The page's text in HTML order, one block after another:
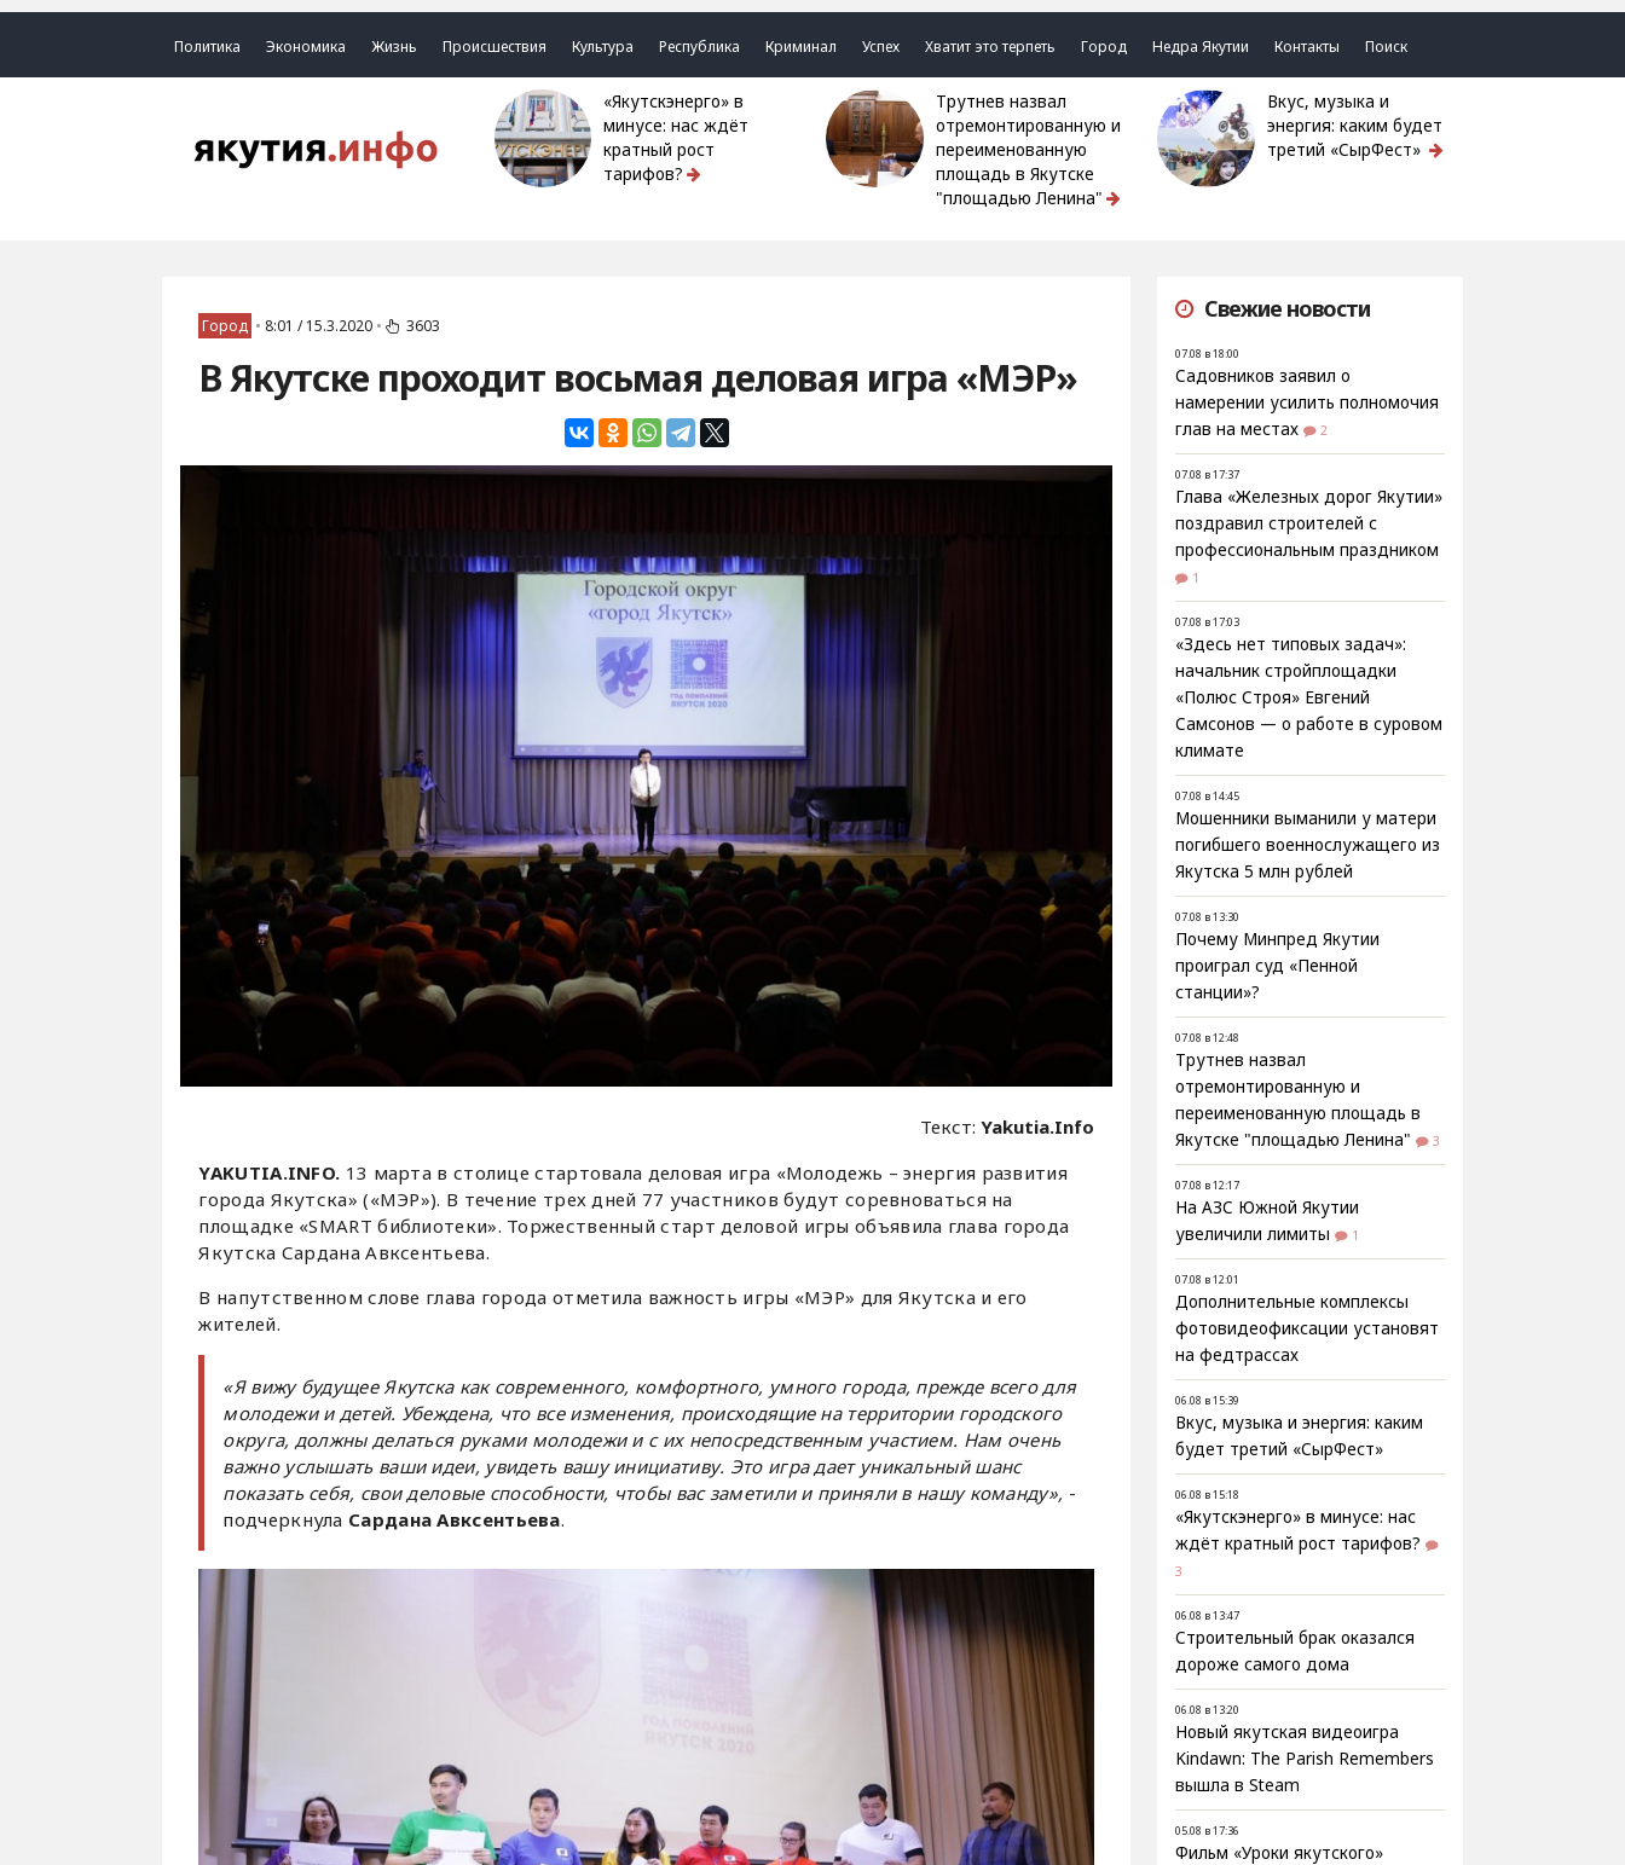
Политика Экономика Жизнь Происшествия Культура Республика Криминал Успех Хватит это терпеть Город Недра Якутии Контакты Поиск
«Якутскэнерго» в
минусе: нас ждёт
кратный рост
тарифов?
Трутнев назвал
отремонтированную и
переименованную
площадь в Якутске
"площадью Ленина"
Вкус, музыка и
энергия: каким будет
третий «СырФест»
Город • 8:01 / 15.3.2020 • 3603
В Якутске проходит восьмая деловая игра «МЭР»
Текст:Yakutia.Info
YAKUTIA.INFO. 13 марта в столице стартовала деловая игра «Молодежь – энергия развития
города Якутска» («МЭР»). В течение трех дней 77 участников будут соревноваться на
площадке «SMART библиотеки». Торжественный старт деловой игры объявила глава города
Якутска Сардана Авксентьева.
В напутственном слове глава города отметила важность игры «МЭР» для Якутска и его
жителей.
«Я вижу будущее Якутска как современного, комфортного, умного города, прежде всего для
молодежи и детей. Убеждена, что все изменения, происходящие на территории городского
округа, должны делаться руками молодежи и с их непосредственным участием. Нам очень
важно услышать ваши идеи, увидеть вашу инициативу. Это игра дает уникальный шанс
показать себя, свои деловые способности, чтобы вас заметили и приняли в нашу команду», -
подчеркнула Сардана Авксентьева.
Свежие новости
07.08 в 18:00
Садовников заявил о
намерении усилить полномочия
глав на местах
2
07.08 в 17:37
Глава «Железных дорог Якутии»
поздравил строителей с
профессиональным праздником
1
07.08 в 17:03
«Здесь нет типовых задач»:
начальник стройплощадки
«Полюс Строя» Евгений
Самсонов — о работе в суровом
климате
07.08 в 14:45
Мошенники выманили у матери
погибшего военнослужащего из
Якутска 5 млн рублей
07.08 в 13:30
Почему Минпред Якутии
проиграл суд «Пенной
станции»?
07.08 в 12:48
Трутнев назвал
отремонтированную и
переименованную площадь в
Якутске "площадью Ленина"
3
07.08 в 12:17
На АЗС Южной Якутии
увеличили лимиты
1
07.08 в 12:01
Дополнительные комплексы
фотовидеофиксации установят
на федтрассах
06.08 в 15:39
Вкус, музыка и энергия: каким
будет третий «СырФест»
06.08 в 15:18
«Якутскэнерго» в минусе: нас
ждёт кратный рост тарифов?
3
06.08 в 13:47
Строительный брак оказался
дороже самого дома
06.08 в 13:20
Новый якутская видеоигра
Kindawn: The Parish Remembers
вышла в Steam
05.08 в 17:36
Фильм «Уроки якутского»